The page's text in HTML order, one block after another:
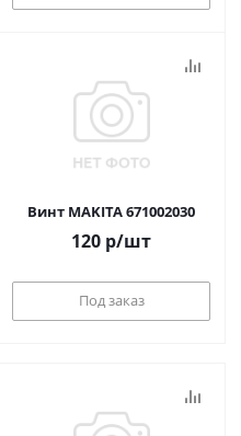
Винт MAKITA 671002030
120 р/шт
Под заказ